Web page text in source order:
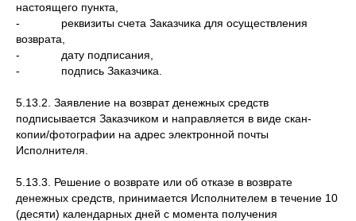
настоящего пункта,
- реквизиты счета Заказчика для осуществления
возврата,
- дату подписания,
- подпись Заказчика.
5.13.2. Заявление на возврат денежных средств
подписывается Заказчиком и направляется в виде скан-
копии/фотографии на адрес электронной почты
Исполнителя.
5.13.3. Решение о возврате или об отказе в возврате
денежных средств, принимается Исполнителем в течение 10
(десяти) календарных дней с момента получения